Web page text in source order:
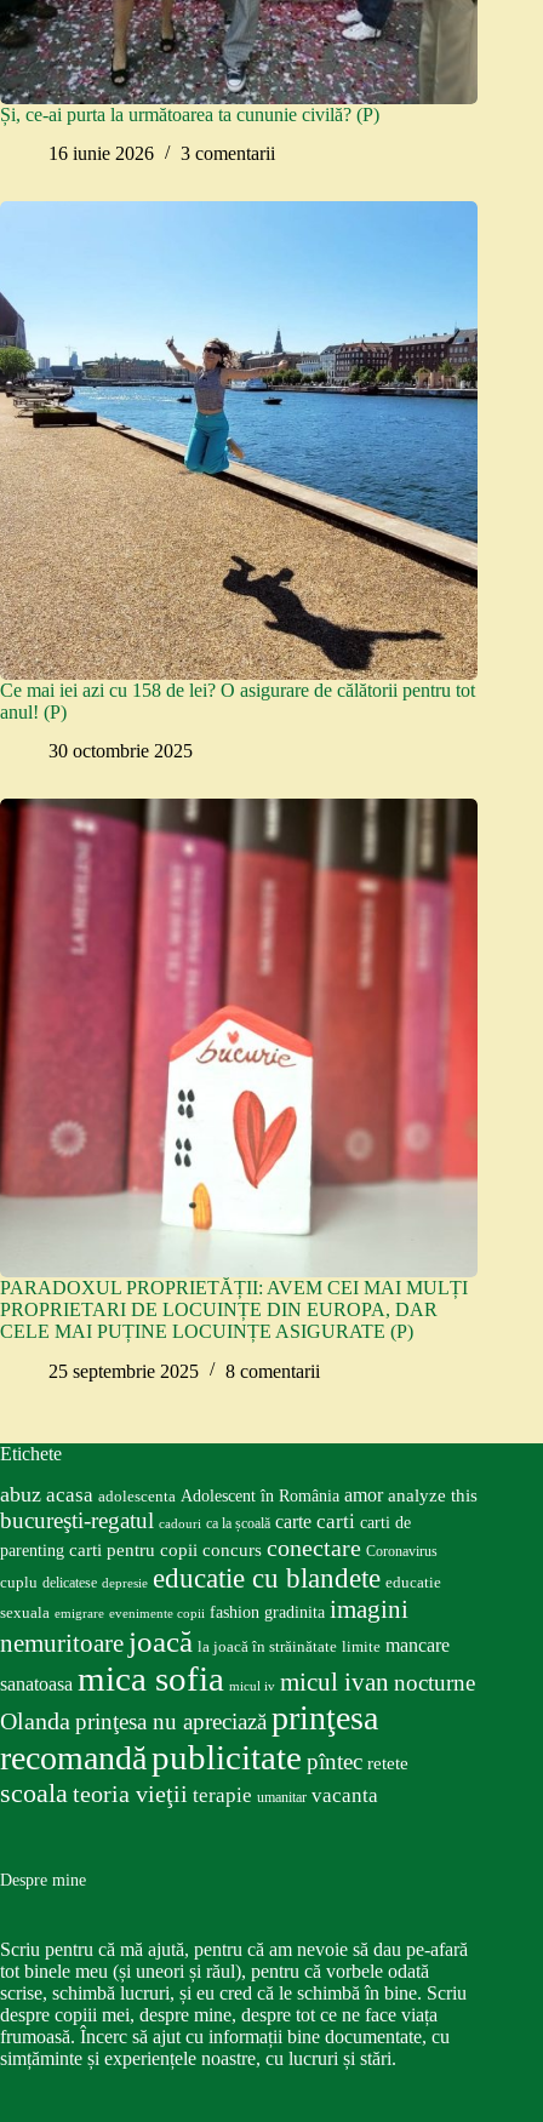
Și, ce-ai purta la următoarea ta cununie civilă? (P)
16 iunie 2026
3 comentarii
Ce mai iei azi cu 158 de lei? O asigurare de călătorii pentru tot
anul! (P)
30 octombrie 2025
PARADOXUL PROPRIETĂȚII: AVEM CEI MAI MULȚI
PROPRIETARI DE LOCUINȚE DIN EUROPA, DAR
CELE MAI PUȚINE LOCUINȚE ASIGURATE (P)
25 septembrie 2025
8 comentarii
Etichete
abuz acasa adolescenta Adolescent în România amor analyze this
bucureşti-regatul cadouri ca la școală carte carti carti de
parenting carti pentru copii concurs conectare Coronavirus
cuplu delicatese depresie educatie cu blandete educatie
sexuala emigrare evenimente copii fashion gradinita imagini
nemuritoare joacă la joacă în străinătate limite mancare
sanatoasa mica sofia micul iv micul ivan nocturne
Olandaprinţesa nu apreciazăprinţesa
recomandăpublicitate pîntec retete
scoalateoria vieţii terapie umanitar vacanta
Despre mine
Scriu pentru că mă ajută, pentru că am nevoie să dau pe-afară
tot binele meu (și uneori și răul), pentru că vorbele odată
scrise, schimbă lucruri, și eu cred că le schimbă în bine. Scriu
despre copiii mei, despre mine, despre tot ce ne face viața
frumoasă. Încerc să ajut cu informații bine documentate, cu
simțăminte și experiențele noastre, cu lucruri și stări.